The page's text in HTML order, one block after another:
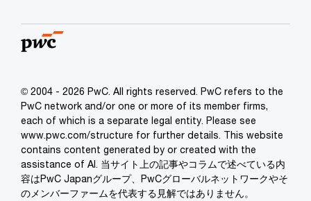
© 2004 - 2026 PwC. All rights reserved. PwC refers to the
PwC network and/or one or more of its member firms,
each of which is a separate legal entity. Please see
www.pwc.com/structure for further details. This website
contains content generated by or created with the
assistance of AI. 当サイト上の記事やコラムで述べている内
容はPwC Japanグループ、PwCグローバルネットワークやそ
のメンバーファームを代表する見解ではありません。